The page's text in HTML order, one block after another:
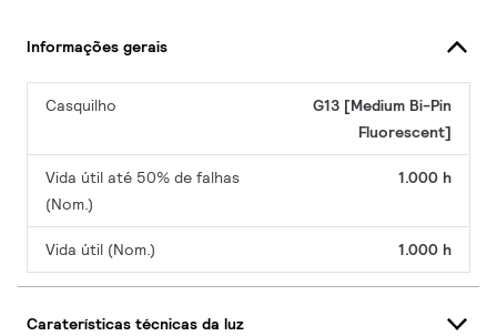
Informações gerais
Casquilho
G13 [Medium Bi-Pin
Fluorescent]
Vida útil até 50% de falhas
(Nom.)
1.000 h
Vida útil (Nom.) 1.000 h
Caraterísticas técnicas da luz